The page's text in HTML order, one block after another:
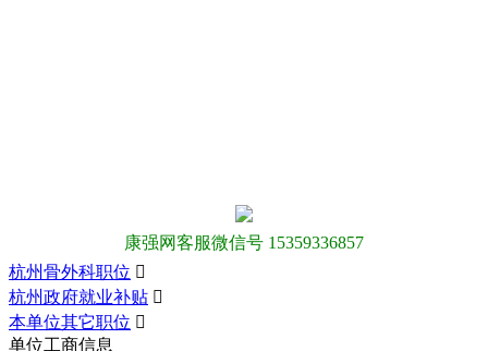
康强网客服微信号 15359336857
杭州骨外科职位 
杭州政府就业补贴 
本单位其它职位 
单位工商信息